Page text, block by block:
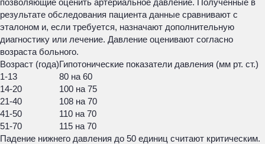
позволяющие оценить артериальное давление. Полученные в
результате обследования пациента данные сравнивают с
эталоном и, если требуется, назначают дополнительную
диагностику или лечение. Давление оценивают согласно
возраста больного.
Возраст (года)Гипотонические показатели давления (мм рт. ст.)
1-13
80 на 60
14-20
100 на 75
21-40
108 на 70
41-50
110 на 70
51-70
115 на 70
Падение нижнего давления до 50 единиц считают критическим.